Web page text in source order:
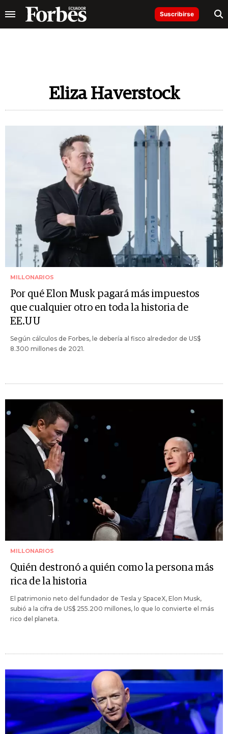
Suscribirse
Eliza Haverstock
MILLONARIOS
Por qué Elon Musk pagará más impuestos
que cualquier otro en toda la historia de
EE.UU
Según cálculos de Forbes, le debería al fisco alrededor de US$
8.300 millones de 2021.
MILLONARIOS
Quién destronó a quién como la persona más
rica de la historia
El patrimonio neto del fundador de Tesla y SpaceX, Elon Musk,
subió a la cifra de US$ 255.200 millones, lo que lo convierte el más
rico del planeta.